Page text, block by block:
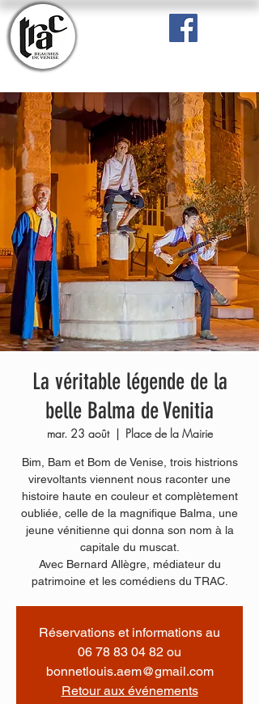
La véritable légende de la
belle Balma de Venitia
mar. 23 août
  |
Place de la Mairie
Bim, Bam et Bom de Venise, trois histrions
virevoltants viennent nous raconter une
histoire haute en couleur et complètement
oubliée, celle de la magnifique Balma, une
jeune vénitienne qui donna son nom à la
capitale du muscat.
Avec Bernard Allègre, médiateur du
patrimoine et les comédiens du TRAC.
Réservations et informations au
06 78 83 04 82 ou
bonnetlouis.aem@gmail.com
Retour aux événements